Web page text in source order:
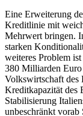
Eine Erweiterung
Kreditlinie mit
Mehrwert bringen.
starken
weiteres Problem
380 Milliarden
Volkswirtschaft des
Kredit­kapazität des
Stabilisierung
unbeschränkt